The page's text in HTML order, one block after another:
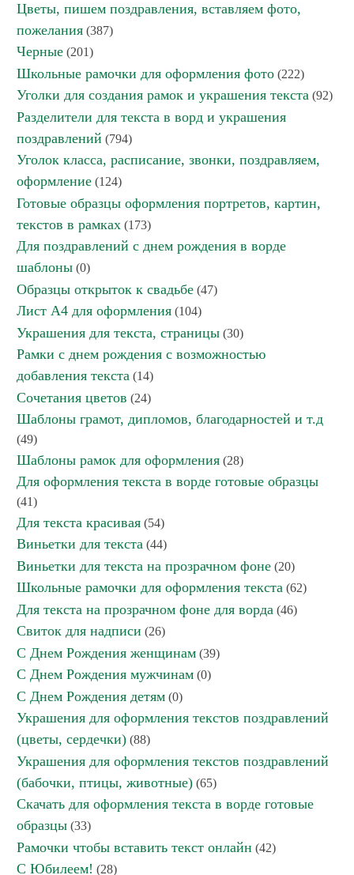
Цветы, пишем поздравления, вставляем фото,
пожелания (387)
Черные (201)
Школьные рамочки для оформления фото (222)
Уголки для создания рамок и украшения текста (92)
Разделители для текста в ворд и украшения
поздравлений (794)
Уголок класса, расписание, звонки, поздравляем,
оформление (124)
Готовые образцы оформления портретов, картин,
текстов в рамках (173)
Для поздравлений с днем рождения в ворде
шаблоны (0)
Образцы открыток к свадьбе (47)
Лист А4 для оформления (104)
Украшения для текста, страницы (30)
Рамки с днем рождения с возможностью
добавления текста (14)
Сочетания цветов (24)
Шаблоны грамот, дипломов, благодарностей и т.д
(49)
Шаблоны рамок для оформления (28)
Для оформления текста в ворде готовые образцы
(41)
Для текста красивая (54)
Виньетки для текста (44)
Виньетки для текста на прозрачном фоне (20)
Школьные рамочки для оформления текста (62)
Для текста на прозрачном фоне для ворда (46)
Свиток для надписи (26)
С Днем Рождения женщинам (39)
С Днем Рождения мужчинам (0)
С Днем Рождения детям (0)
Украшения для оформления текстов поздравлений
(цветы, сердечки) (88)
Украшения для оформления текстов поздравлений
(бабочки, птицы, животные) (65)
Скачать для оформления текста в ворде готовые
образцы (33)
Рамочки чтобы вставить текст онлайн (42)
С Юбилеем! (28)